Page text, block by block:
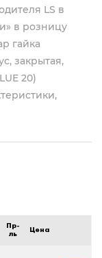
LS в
в розницу
гайка
закрытая,
20)
Пр-
ль
Цена